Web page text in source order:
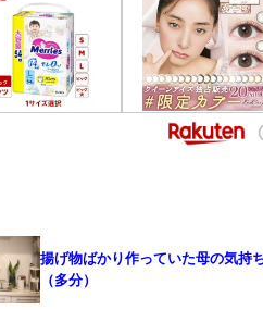
揚げ物ばかり作っていた母の気持
（多分）